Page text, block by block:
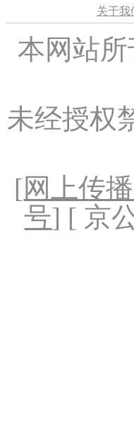
关于我
本网站
未经授权
[网上传
号] [ 京